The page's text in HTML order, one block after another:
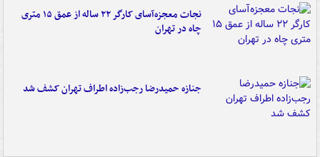
نجات معجزه‌آسای کارگر ۲۲ ساله از عمق ۱۵ متری
چاه در تهران
جنازه حمیدرضا رجب‌زاده اطراف تهران کشف شد